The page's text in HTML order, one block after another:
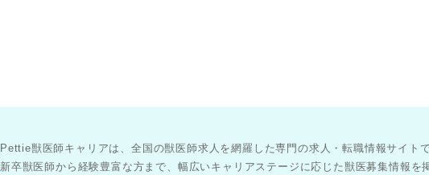
Pettie獣医師キャリアは、全国の獣医師求人を網羅した専門の求人・転職情報サイトで
新卒獣医師から経験豊富な方まで、幅広いキャリアステージに応じた獣医募集情報を